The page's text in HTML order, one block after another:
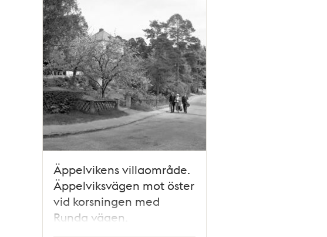
Äppelvikens villaområde.
Äppelviksvägen mot öster
vid korsningen med
Runda vägen.